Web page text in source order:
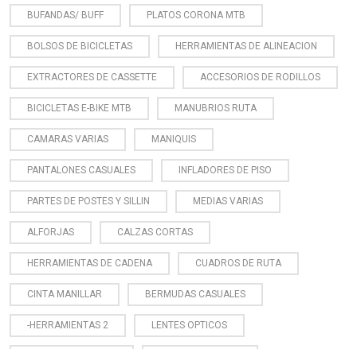
BUFANDAS/ BUFF PLATOS CORONA MTB
BOLSOS DE BICICLETAS HERRAMIENTAS DE ALINEACION
EXTRACTORES DE CASSETTE ACCESORIOS DE RODILLOS
BICICLETAS E-BIKE MTB MANUBRIOS RUTA
CAMARAS VARIAS MANIQUIS
PANTALONES CASUALES INFLADORES DE PISO
PARTES DE POSTES Y SILLIN MEDIAS VARIAS
ALFORJAS CALZAS CORTAS
HERRAMIENTAS DE CADENA CUADROS DE RUTA
CINTA MANILLAR BERMUDAS CASUALES
-HERRAMIENTAS 2 LENTES OPTICOS